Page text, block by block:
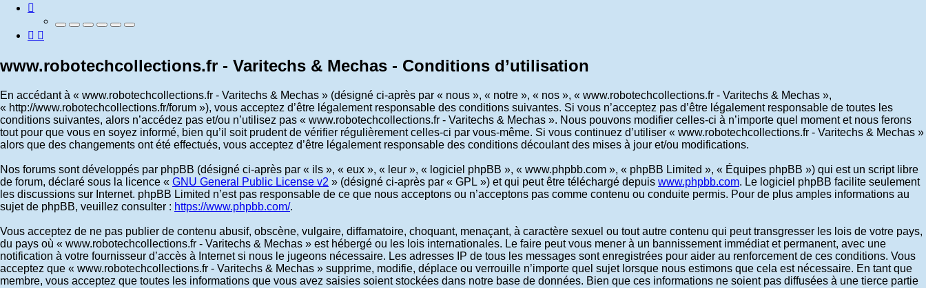
www.robotechcollections.fr - Varitechs & Mechas - Conditions d’utilisation
En accédant à « www.robotechcollections.fr - Varitechs & Mechas » (désigné ci-après par « nous », « notre », « nos », « www.robotechcollections.fr - Varitechs & Mechas »,
« http://www.robotechcollections.fr/forum »), vous acceptez d’être légalement responsable des conditions suivantes. Si vous n’acceptez pas d’être légalement responsable de toutes les
conditions suivantes, alors n’accédez pas et/ou n’utilisez pas « www.robotechcollections.fr - Varitechs & Mechas ». Nous pouvons modifier celles-ci à n’importe quel moment et nous ferons
tout pour que vous en soyez informé, bien qu’il soit prudent de vérifier régulièrement celles-ci par vous-même. Si vous continuez d’utiliser « www.robotechcollections.fr - Varitechs & Mechas »
alors que des changements ont été effectués, vous acceptez d’être légalement responsable des conditions découlant des mises à jour et/ou modifications.
Nos forums sont développés par phpBB (désigné ci-après par « ils », « eux », « leur », « logiciel phpBB », « www.phpbb.com », « phpBB Limited », « Équipes phpBB ») qui est un script libre
de forum, déclaré sous la licence « GNU General Public License v2 » (désigné ci-après par « GPL ») et qui peut être téléchargé depuis www.phpbb.com. Le logiciel phpBB facilite seulement
les discussions sur Internet. phpBB Limited n’est pas responsable de ce que nous acceptons ou n’acceptons pas comme contenu ou conduite permis. Pour de plus amples informations au
sujet de phpBB, veuillez consulter : https://www.phpbb.com/.
Vous acceptez de ne pas publier de contenu abusif, obscène, vulgaire, diffamatoire, choquant, menaçant, à caractère sexuel ou tout autre contenu qui peut transgresser les lois de votre pays,
du pays où « www.robotechcollections.fr - Varitechs & Mechas » est hébergé ou les lois internationales. Le faire peut vous mener à un bannissement immédiat et permanent, avec une
notification à votre fournisseur d’accès à Internet si nous le jugeons nécessaire. Les adresses IP de tous les messages sont enregistrées pour aider au renforcement de ces conditions. Vous
acceptez que « www.robotechcollections.fr - Varitechs & Mechas » supprime, modifie, déplace ou verrouille n’importe quel sujet lorsque nous estimons que cela est nécessaire. En tant que
membre, vous acceptez que toutes les informations que vous avez saisies soient stockées dans notre base de données. Bien que ces informations ne soient pas diffusées à une tierce partie